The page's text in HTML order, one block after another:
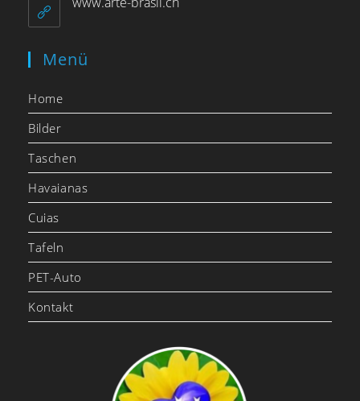
Menü
Home
Bilder
Taschen
Havaianas
Cuias
Tafeln
PET-Auto
Kontakt